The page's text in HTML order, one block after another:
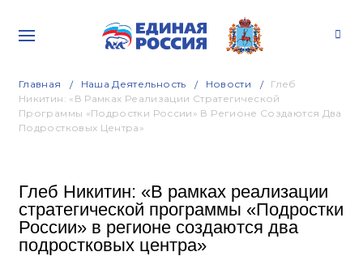
Главная Наша Деятельность Новости
Глеб
Никитин: «В Рамках Реализации Стратегической
Программы «Подростки России» В Регионе Создаются Два
Подростковых Центра»
Глеб Никитин: «В рамках реализации
стратегической программы «Подростки
России» в регионе создаются два
подростковых центра»